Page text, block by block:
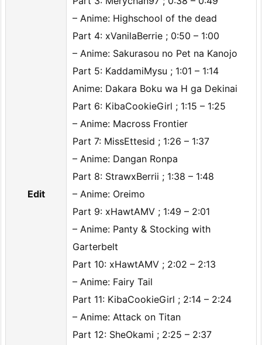
Edit
– Anime: Highschool of the dead
Part 4: xVanilaBerrie ; 0:50 – 1:00
– Anime: Sakurasou no Pet na Kanojo
Part 5: KaddamiMysu ; 1:01 – 1:14
Anime: Dakara Boku wa H ga Dekinai
Part 6: KibaCookieGirl ; 1:15 – 1:25
– Anime: Macross Frontier
Part 7: MissEttesid ; 1:26 – 1:37
– Anime: Dangan Ronpa
Part 8: StrawxBerrii ; 1:38 – 1:48
– Anime: Oreimo
Part 9: xHawtAMV ; 1:49 – 2:01
– Anime: Panty & Stocking with
Garterbelt
Part 10: xHawtAMV ; 2:02 – 2:13
– Anime: Fairy Tail
Part 11: KibaCookieGirl ; 2:14 – 2:24
– Anime: Attack on Titan
Part 12: SheOkami ; 2:25 – 2:37